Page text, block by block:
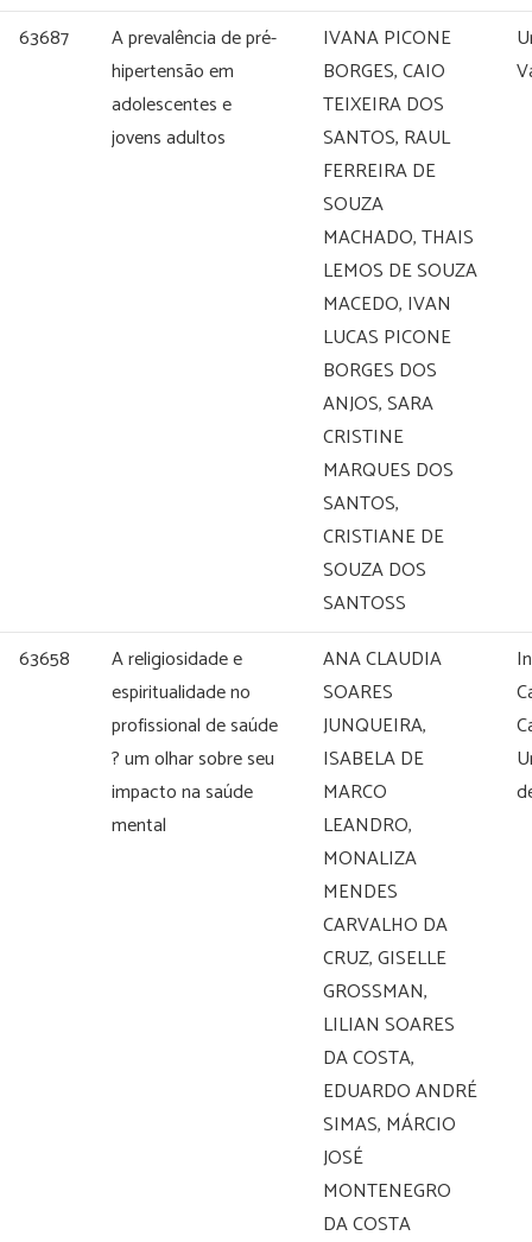
63687
A prevalência de pré-
hipertensão em
adolescentes e
jovens adultos
IVANA PICONE
BORGES, CAIO
TEIXEIRA DOS
SANTOS, RAUL
FERREIRA DE
SOUZA
MACHADO, THAIS
LEMOS DE SOUZA
MACEDO, IVAN
LUCAS PICONE
BORGES DOS
ANJOS, SARA
CRISTINE
MARQUES DOS
SANTOS,
CRISTIANE DE
SOUZA DOS
SANTOSS
63658
A religiosidade e
espiritualidade no
profissional de saúde
? um olhar sobre seu
impacto na saúde
mental
ANA CLAUDIA
SOARES
JUNQUEIRA,
ISABELA DE
MARCO
LEANDRO,
MONALIZA
MENDES
CARVALHO DA
CRUZ, GISELLE
GROSSMAN,
LILIAN SOARES
DA COSTA,
EDUARDO ANDRÉ
SIMAS, MÁRCIO
JOSÉ
MONTENEGRO
DA COSTA